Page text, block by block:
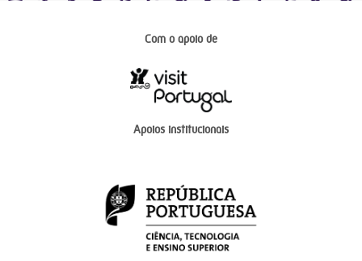
Com o apoio de
Apoios institucionais